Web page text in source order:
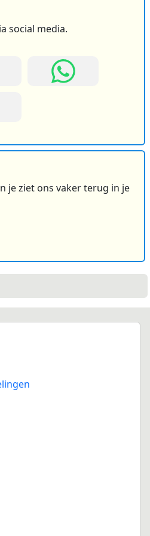
social media.
je ziet ons vaker terug in je